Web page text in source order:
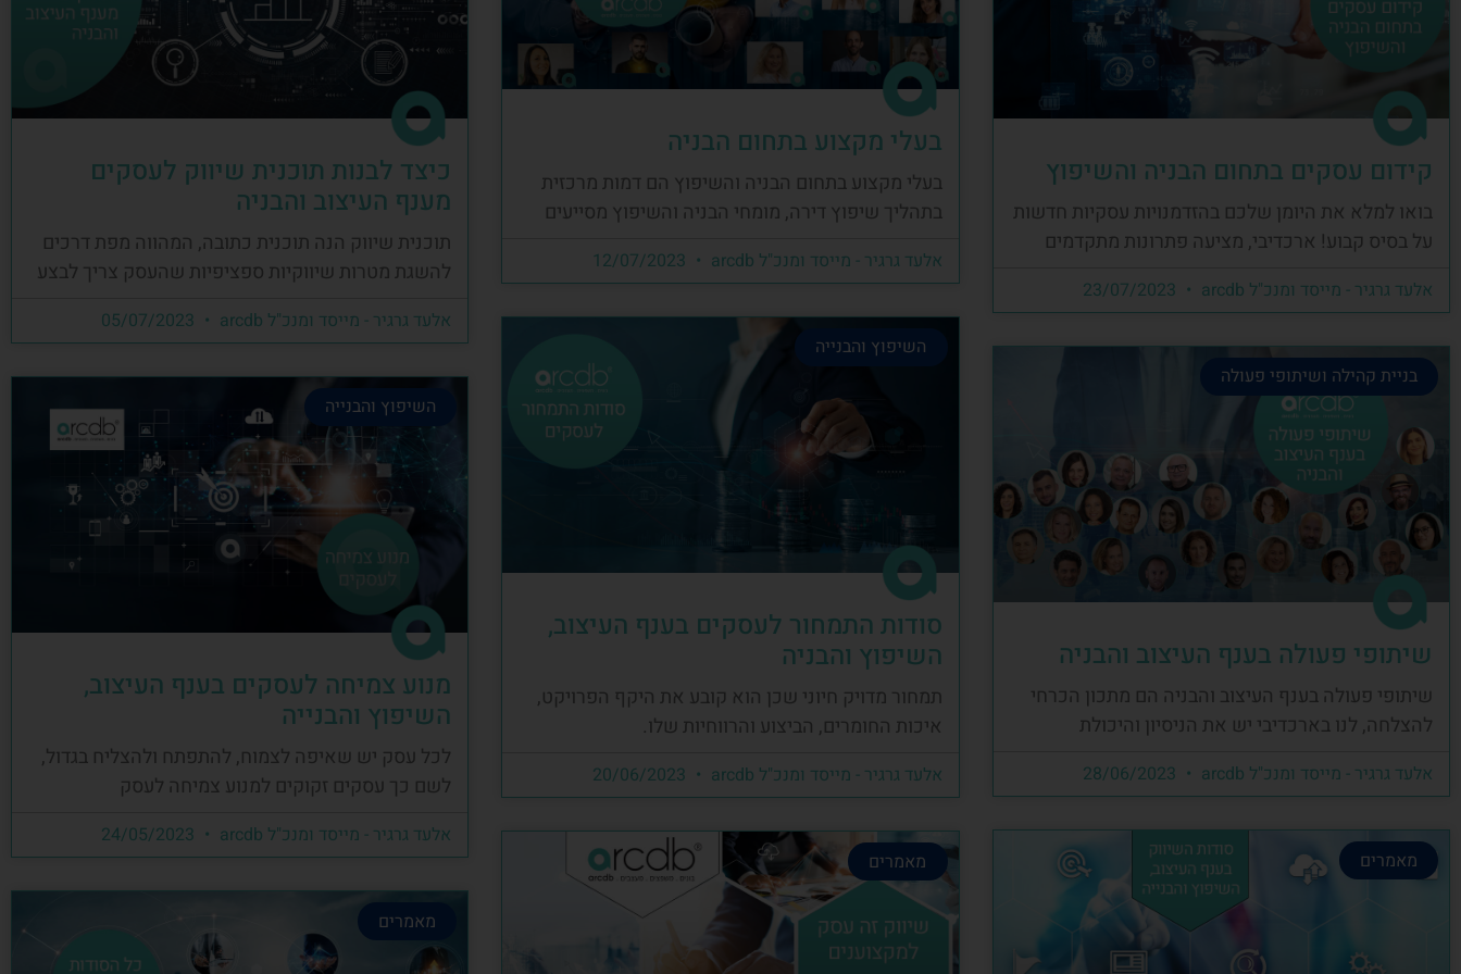
קידום עסקים בתחום הבניה והשיפוץ
בואו למלא את היומן שלכם בהזדמנויות עסקיות חדשות
על בסיס קבוע! ארכדיבי, מציעה פתרונות מתקדמים
אלעד גרגיר - מייסד ומנכ"ל arcdb
בעלי מקצוע בתחום הבניה
בעלי מקצוע בתחום הבניה והשיפוץ הם דמות מרכזית
בתהליך שיפוץ דירה, מומחי הבניה והשיפוץ מסייעים
אלעד גרגיר - מייסד ומנכ"ל arcdb
כיצד לבנות תוכנית שיווק לעסקים
מענף העיצוב והבניה
תוכנית שיווק הנה תוכנית כתובה, המהווה מפת דרכים
להשגת מטרות שיווקיות ספציפיות שהעסק צריך לבצע
אלעד גרגיר - מייסד ומנכ"ל arcdb
בניית קהילה ושיתופי פעולה
שיתופי פעולה בענף העיצוב והבניה
שיתופי פעולה בענף העיצוב והבניה הם מתכון הכרחי
להצלחה, לנו בארכדיבי יש את הניסיון והיכולת
אלעד גרגיר - מייסד ומנכ"ל arcdb
השיפוץ והבנייה
סודות התמחור לעסקים בענף העיצוב,
השיפוץ והבניה
תמחור מדויק חיוני שכן הוא קובע את היקף הפרויקט,
איכות החומרים, הביצוע והרווחיות שלו.
אלעד גרגיר - מייסד ומנכ"ל arcdb
השיפוץ והבנייה
מנוע צמיחה לעסקים בענף העיצוב,
השיפוץ והבנייה
לכל עסק יש שאיפה לצמוח, להתפתח ולהצליח בגדול,
לשם כך עסקים זקוקים למנוע צמיחה לעסק
אלעד גרגיר - מייסד ומנכ"ל arcdb
מאמרים
מאמרים
מאמרים